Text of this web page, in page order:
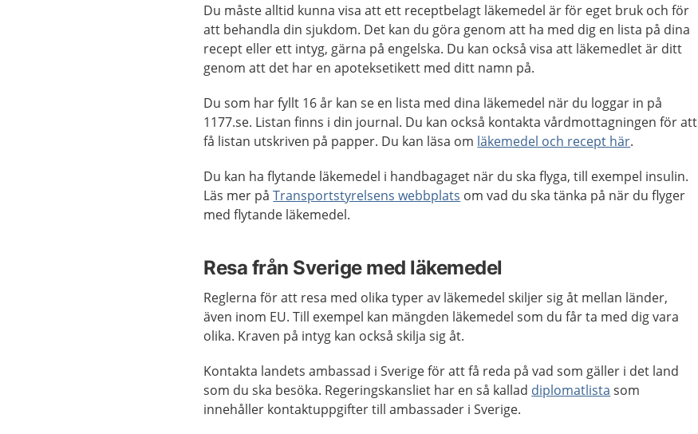
Du måste alltid kunna visa att ett receptbelagt läkemedel är för eget bruk och för
att behandla din sjukdom. Det kan du göra genom att ha med dig en lista på dina
recept eller ett intyg, gärna på engelska. Du kan också visa att läkemedlet är ditt
genom att det har en apoteksetikett med ditt namn på.
Du som har fyllt 16 år kan se en lista med dina läkemedel när du loggar in på
1177.se. Listan finns i din journal. Du kan också kontakta vårdmottagningen för att
få listan utskriven på papper. Du kan läsa om läkemedel och recept här.
Du kan ha flytande läkemedel i handbagaget när du ska flyga, till exempel insulin.
Läs mer påTransportstyrelsens webbplats om vad du ska tänka på när du flyger
med flytande läkemedel.
Resa från Sverige med läkemedel
Reglerna för att resa med olika typer av läkemedel skiljer sig åt mellan länder,
även inom EU. Till exempel kan mängden läkemedel som du får ta med dig vara
olika. Kraven på intyg kan också skilja sig åt.
Kontakta landets ambassad i Sverige för att få reda på vad som gäller i det land
som du ska besöka. Regeringskansliet har en så kallad diplomatlista som
innehåller kontaktuppgifter till ambassader i Sverige.